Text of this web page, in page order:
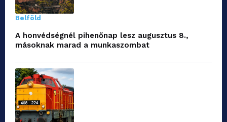
Belföld
A honvédségnél pihenőnap lesz augusztus 8.,
másoknak marad a munkaszombat